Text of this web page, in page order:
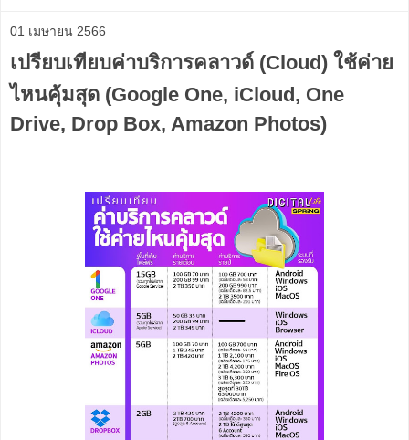
01 เมษายน 2566
เปรียบเทียบค่าบริการคลาวด์ (Cloud) ใช้ค่าย
ไหนคุ้มสุด (Google One, iCloud, One
Drive, Drop Box, Amazon Photos)